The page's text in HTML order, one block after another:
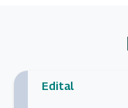
Edital